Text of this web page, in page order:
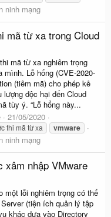
ninh mạng
mã từ xa trong Cloud
mã từ xa nghiêm trọng
mình. Lỗ hổng (CVE-2020-
(tiêm mã) cho phép kẻ
độc hại đến Cloud
tùy ý. “Lỗ hổng này...
21/05/2020
thi mã từ xa vmware
ninh mạng
xâm nhập VMware
một lỗi nghiêm trọng có thể
(tiện ích quản lý tập
khác dựa vào Directory